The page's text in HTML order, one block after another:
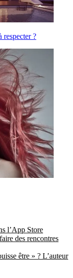
?
l’App Store
des rencontres
être » ? L’auteur